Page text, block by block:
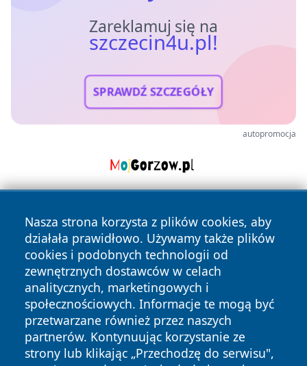
Zareklamuj się na
szczecin4u.pl!
SPRAWDŹ SZCZEGÓŁY
autopromocja
Nasza strona korzysta z plików cookies, aby
działała prawidłowo. Używamy także plików
cookies i podobnych technologii od
zewnętrznych dostawców w celach
analitycznych, marketingowych i
społecznościowych. Informacje te mogą być
przetwarzane również przez naszych
partnerów. Kontynuując korzystanie ze
strony lub klikając „Przechodzę do serwisu",
Copyright © 2026 szczecin4u.pl Wszystkie prawa zastrzeżone.
News Autorzy
Polityka
Prywatności
Polityka
Cookies